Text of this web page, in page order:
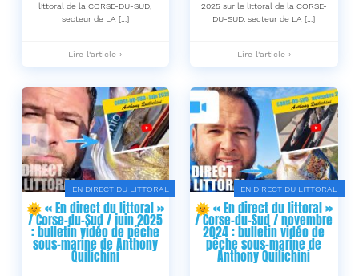
littoral de la CORSE-DU-SUD,
secteur de LA […]
🌞
« En
du
littoral »
/
Corse-
du-
Sud
/
avril
2026
:
bulletin
vidéo
pêche
sous-
Lire l'article ›
2025 sur le littoral de la CORSE-
DU-SUD, secteur de LA […]
🌞
« En
du
littoral »
/
Corse-
du-
Sud
/
novembre
2025
:
bulletin
vidéo
de
pêche
sous-
Lire l'article ›
EN DIRECT DU LITTORAL
🌞 « En direct du littoral »
/ Corse-du-Sud / juin 2025
: bulletin vidéo de pêche
sous-marine de Anthony
Quilichini
EN DIRECT DU LITTORAL
🌞 « En direct du littoral »
/ Corse-du-Sud / novembre
2024 : bulletin vidéo de
pêche sous-marine de
Anthony Quilichini